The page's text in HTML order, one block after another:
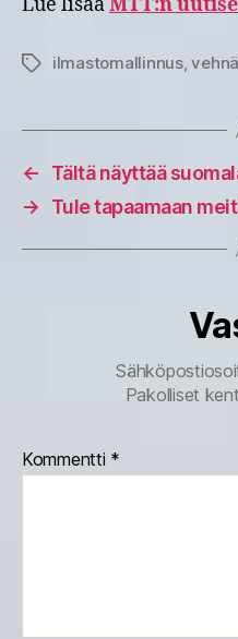
Avainsanat
ilmastomallinnus,
←
Tältä näyttää
→
Tule tapaamaan
Pakolliset
Kommentti *